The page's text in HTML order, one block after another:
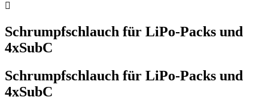

Schrumpfschlauch für LiPo-Packs und
4xSubC
Schrumpfschlauch für LiPo-Packs und
4xSubC